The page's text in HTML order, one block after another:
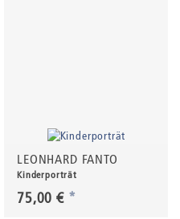
LEONHARD FANTO
Kinderporträt
75,00 € *